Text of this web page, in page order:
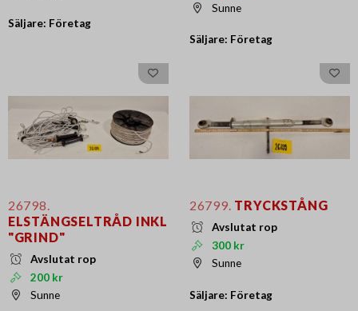
Säljare: Företag
Sunne
Säljare: Företag
26798.
ELSTÄNGSELTRÅD INKL
"GRIND"
Avslutat rop
200 kr
Sunne
26799. TRYCKSTÅNG
Avslutat rop
300 kr
Sunne
Säljare: Företag